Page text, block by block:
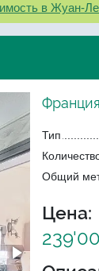
в Жуан-
Тип
Общий
Цена: